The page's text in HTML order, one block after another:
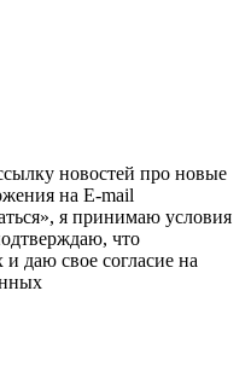
новостей про новые
на E-mail
я принимаю условия
что
даю свое согласие на